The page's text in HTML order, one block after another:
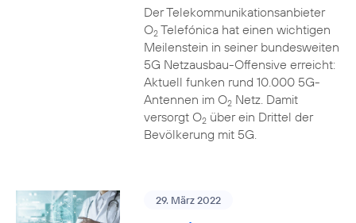
Der Telekommunikationsanbieter
O2Telefónica hat einen wichtigen
Meilenstein in seiner bundesweiten
5G Netzausbau-Offensive erreicht:
Aktuell funken rund 10.000 5G-
Antennen im O2Netz. Damit
versorgt O2über ein Drittel der
Bevölkerung mit 5G.
29. März 2022